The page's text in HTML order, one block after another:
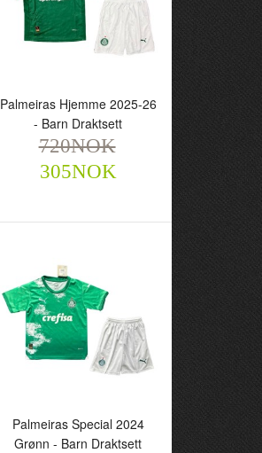
Palmeiras Hjemme 2025-
26 - Barn Draktsett
720NOK 305NOK
Palmeiras Hjemme 2025-26
- Barn Draktsett
720NOK
305NOK
Palmeiras Special 2024
Grønn - Barn Draktsett